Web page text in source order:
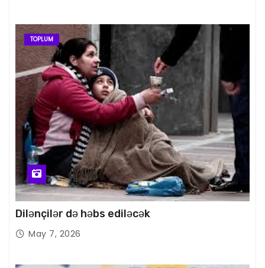
TOPLUM
Dilənçilər də həbs ediləcək
May 7, 2026